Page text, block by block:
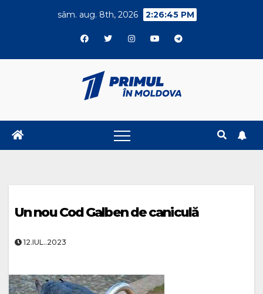
sâm. aug. 8th, 2026 2:26:45 PM
Un nou Cod Galben de caniculă
12.IUL..2023